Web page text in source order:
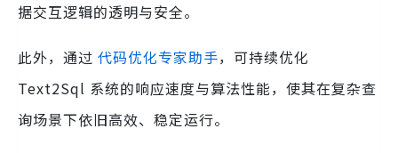
据交互逻辑的透明与安全。
此外，通过 代码优化专家助手，可持续优化
Text2Sql 系统的响应速度与算法性能，使其在复杂查
询场景下依旧高效、稳定运行。